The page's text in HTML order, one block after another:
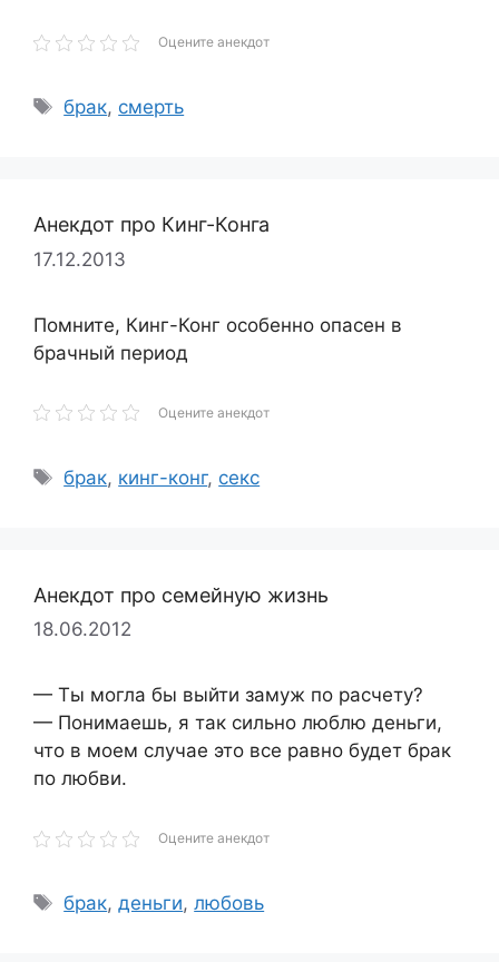
Оцените анекдот
Метки
брак, смерть
Анекдот про Кинг-Конга
17.12.2013
Помните, Кинг-Конг особенно опасен в
брачный период
Оцените анекдот
Метки
брак, кинг-конг, секс
Анекдот про семейную жизнь
18.06.2012
— Ты могла бы выйти замуж по расчету?
— Понимаешь, я так сильно люблю деньги,
что в моем случае это все равно будет брак
по любви.
Оцените анекдот
Метки
брак,деньги,любовь